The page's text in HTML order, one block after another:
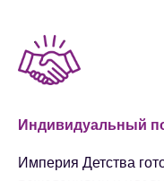
Индивидуальный
Империя Детства